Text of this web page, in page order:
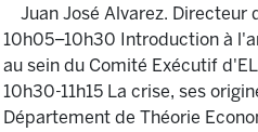
Juan José Alvarez. Directeur
10h05–10h30 Introduction à
au sein du Comité Exécutif
10h30-11h15 La crise, ses
Département de Théorie